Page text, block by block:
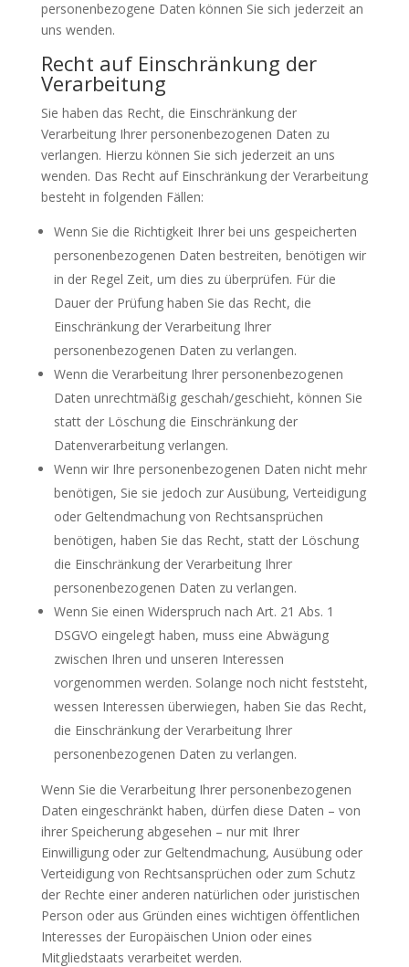
personenbezogene Daten können Sie sich jederzeit an
uns wenden.
Recht auf Einschränkung der
Verarbeitung
Sie haben das Recht, die Einschränkung der
Verarbeitung Ihrer personenbezogenen Daten zu
verlangen. Hierzu können Sie sich jederzeit an uns
wenden. Das Recht auf Einschränkung der Verarbeitung
besteht in folgenden Fällen:
Wenn Sie die Richtigkeit Ihrer bei uns gespeicherten
personenbezogenen Daten bestreiten, benötigen wir
in der Regel Zeit, um dies zu überprüfen. Für die
Dauer der Prüfung haben Sie das Recht, die
Einschränkung der Verarbeitung Ihrer
personenbezogenen Daten zu verlangen.
Wenn die Verarbeitung Ihrer personenbezogenen
Daten unrechtmäßig geschah/geschieht, können Sie
statt der Löschung die Einschränkung der
Datenverarbeitung verlangen.
Wenn wir Ihre personenbezogenen Daten nicht mehr
benötigen, Sie sie jedoch zur Ausübung, Verteidigung
oder Geltendmachung von Rechtsansprüchen
benötigen, haben Sie das Recht, statt der Löschung
die Einschränkung der Verarbeitung Ihrer
personenbezogenen Daten zu verlangen.
Wenn Sie einen Widerspruch nach Art. 21 Abs. 1
DSGVO eingelegt haben, muss eine Abwägung
zwischen Ihren und unseren Interessen
vorgenommen werden. Solange noch nicht feststeht,
wessen Interessen überwiegen, haben Sie das Recht,
die Einschränkung der Verarbeitung Ihrer
personenbezogenen Daten zu verlangen.
Wenn Sie die Verarbeitung Ihrer personenbezogenen
Daten eingeschränkt haben, dürfen diese Daten – von
ihrer Speicherung abgesehen – nur mit Ihrer
Einwilligung oder zur Geltendmachung, Ausübung oder
Verteidigung von Rechtsansprüchen oder zum Schutz
der Rechte einer anderen natürlichen oder juristischen
Person oder aus Gründen eines wichtigen öffentlichen
Interesses der Europäischen Union oder eines
Mitgliedstaats verarbeitet werden.